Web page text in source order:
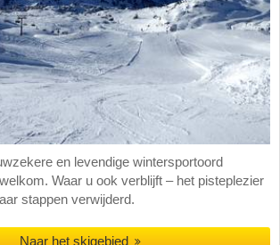
en levendige wintersportoord
Waar u ook verblijft – het pisteplezier
stappen verwijderd.
Naar het skigebied